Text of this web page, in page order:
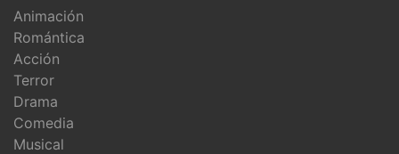
Animación
Romántica
Acción
Terror
Drama
Comedia
Musical